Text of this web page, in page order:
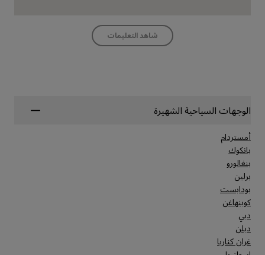
شاهد التعليمات
الوجهات السياحية الشهيرة
أمستردام
بانكوك
بنغالورو
برلين
بودابست
كوبنهاغن
دبي
دبلن
غران كناريا